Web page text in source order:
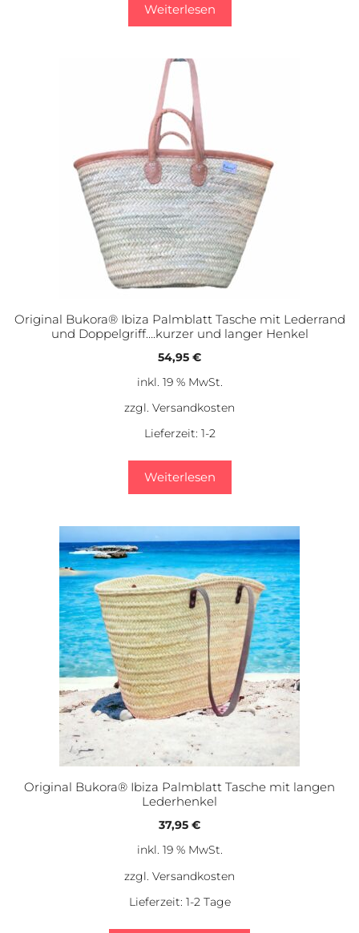
Weiterlesen
Original Bukora® Ibiza Palmblatt Tasche mit Lederrand
und Doppelgriff….kurzer und langer Henkel
54,95 €
inkl. 19 % MwSt.
zzgl. Versandkosten
Lieferzeit: 1-2
Weiterlesen
Original Bukora® Ibiza Palmblatt Tasche mit langen
Lederhenkel
37,95 €
inkl. 19 % MwSt.
zzgl. Versandkosten
Lieferzeit: 1-2 Tage